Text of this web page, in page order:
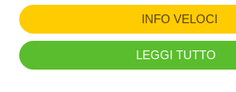
INFO VELOCI
LEGGI TUTTO